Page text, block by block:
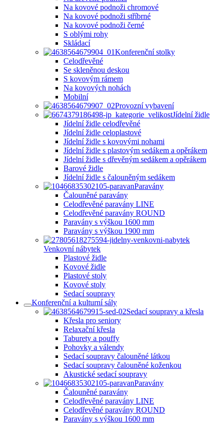
Na kovové podnoži chromové
Na kovové podnoži stříbrné
Na kovové podnoži černé
S oblými rohy
Skládací
Konferenční stolky
Celodřevěné
Se skleněnou deskou
S kovovým rámem
Na kovových nohách
Mobilní
Provozní vybavení
Jídelní židle
Jídelní židle celodřevěné
Jídelní židle celoplastové
Jídelní židle s kovovými nohami
Jídelní židle s plastovým sedákem a opěrákem
Jídelní židle s dřevěným sedákem a opěrákem
Barové židle
Jídelní židle s čalouněným sedákem
Paravány
Čalouněné paravány
Celodřevěné paravány LINE
Celodřevěné paravány ROUND
Paravány s výškou 1600 mm
Paravány s výškou 1900 mm
Venkovní nábytek
Plastové židle
Kovové židle
Plastové stoly
Kovové stoly
Sedací soupravy
Konferenční a kulturní sály
Sedací soupravy a křesla
Křesla pro seniory
Relaxační křesla
Taburety a pouffy
Pohovky a válendy
Sedací soupravy čalouněné látkou
Sedací soupravy čalouněné koženkou
Akustické sedací soupravy
Paravány
Čalouněné paravány
Celodřevěné paravány LINE
Celodřevěné paravány ROUND
Paravány s výškou 1600 mm